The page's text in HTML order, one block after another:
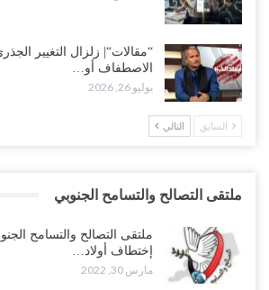
“مقالات“| زلزال التغيير
الاصطفاف أو…
يوليو 26, 2026
السابق التالي
ملتقى التصالح والتسامح الجنوبي
ملتقى التصالح والتسامح
إختطاف أولاد…
مارس 30, 2022